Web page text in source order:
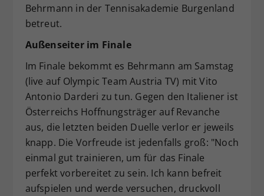
Behrmann in der Tennisakademie Burgenland
betreut.
Außenseiter im Finale
Im Finale bekommt es Behrmann am Samstag
(live auf Olympic Team Austria TV) mit Vito
Antonio Darderi zu tun. Gegen den Italiener ist
Österreichs Hoffnungsträger auf Revanche
aus, die letzten beiden Duelle verlor er jeweils
knapp. Die Vorfreude ist jedenfalls groß: "Noch
einmal gut trainieren, um für das Finale
perfekt vorbereitet zu sein. Ich kann befreit
aufspielen und werde versuchen, druckvoll